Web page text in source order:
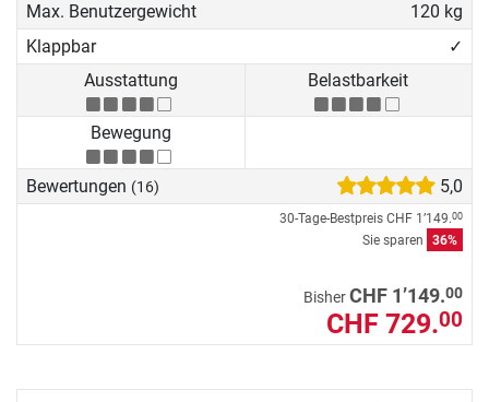
Max. Benutzergewicht
120 kg
Klappbar
✓
Ausstattung
Belastbarkeit
Bewegung
Bewertungen (16) 5,0
30-Tage-Bestpreis CHF 1’149.00
Sie sparen 36%
BisherCHF 1’149.00
CHF 729.00